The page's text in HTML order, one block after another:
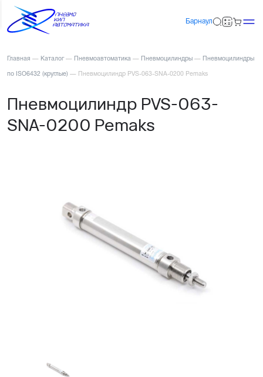
Барнаул
Главная — Каталог — Пневмоавтоматика — Пневмоцилиндры — Пневмоцилиндры
по ISO6432 (круглые) — Пневмоцилиндр PVS-063-SNA-0200 Pemaks
Пневмоцилиндр PVS-063-
SNA-0200 Pemaks